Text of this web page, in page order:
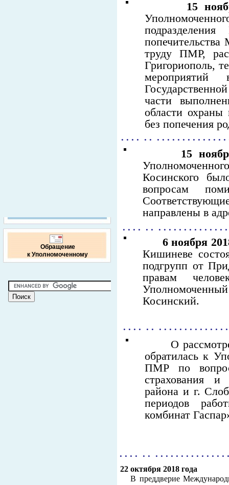
Обращение
к Уполномоченному
15
труду ПМР,
Григориополь,
части
области охраны
без попечения
. . . . . . . . . . . . . . . . . . . .
15
Косинского
вопросам
направлены в
. . . . . . . . . . . . . . . . . . . .
6 ноября
Кишиневе
подгрупп от
правам
Косинский.
. . . . . . . . . . . . . . . . . . . .
О
обратилась к
ПМР по
страхования и
района и г.
периодов
комбинат
. . . . . . . . . . . . . . . . . . . .
22 октября 2018 года
В преддверие